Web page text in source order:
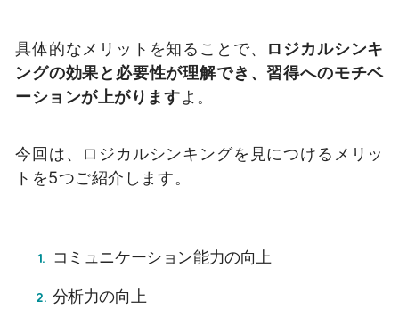
具体的なメリットを知ることで、
ロジカルシンキ
ングの効果と必要性が理解でき、習得へのモチベ
ーションが上がりますよ。
今回は、ロジカルシンキングを見につけるメリッ
トを5つご紹介します。
コミュニケーション能力の向上
分析力の向上